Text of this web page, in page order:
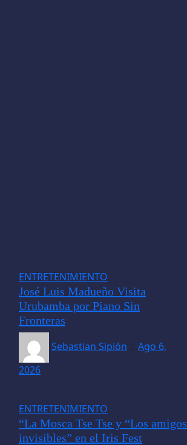
ENTRETENIMIENTO
José Luis Madueño Visita
Urubamba por Piano Sin
Fronteras
Sebastian Sipión
Ago 6,
2026
ENTRETENIMIENTO
“La Mosca Tse Tse y “Los amigos
invisibles” en el Iris Fest